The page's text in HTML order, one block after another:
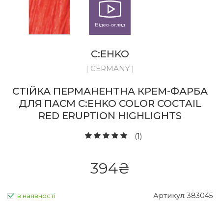
Відео-огляд
C:EHKO
| GERMANY |
СТІЙКА ПЕРМАНЕНТНА КРЕМ-ФАРБА
ДЛЯ ПАСМ C:EHKO COLOR COCTAIL
RED ERUPTION HIGHLIGHTS
(1)
394₴
в наявності Артикул: 383045